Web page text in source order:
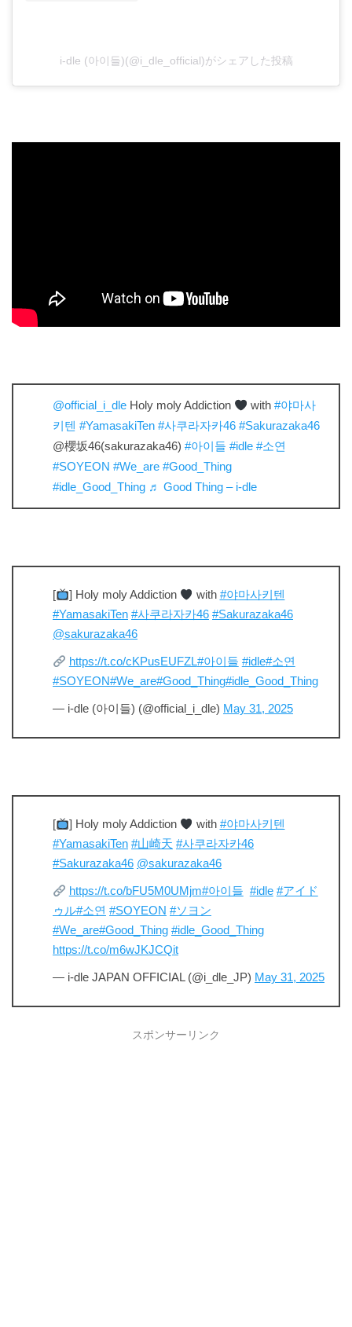
i-dle (아이들)(@i_dle_official)がシェアした投稿
@official_i_dle Holy moly Addiction with #야마사
키텐 #YamasakiTen #사쿠라자카46 #Sakurazaka46
@櫻坂46(sakurazaka46) #아이들 #idle #소연
#SOYEON #We_are #Good_Thing
#idle_Good_Thing ♬ Good Thing – i-dle
[ ] Holy moly Addiction with #야마사키텐
#YamasakiTen #사쿠라자카46 #Sakurazaka46
@sakurazaka46
https://t.co/cKPusEUFZL#아이들 #idle#소연
#SOYEON#We_are#Good_Thing#idle_Good_Thing
— i-dle (아이들) (@official_i_dle) May 31, 2025
[ ] Holy moly Addiction with #야마사키텐
#YamasakiTen #山崎天 #사쿠라자카46
#Sakurazaka46 @sakurazaka46
https://t.co/bFU5M0UMjm#아이들 #idle #アイド
ゥル#소연 #SOYEON #ソヨン
#We_are#Good_Thing #idle_Good_Thing
https://t.co/m6wJKJCQit
— i-dle JAPAN OFFICIAL (@i_dle_JP) May 31, 2025
スポンサーリンク